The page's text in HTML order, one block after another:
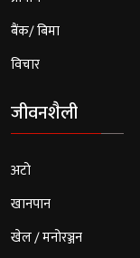
बैंक/ बिमा
विचार
जीवनशैली
अटो
खानपान
खेल / मनोरञ्जन